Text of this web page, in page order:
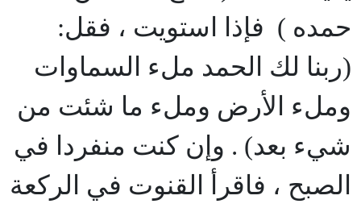
حمده ) فإذا استويت ، فقل:
(ربنا لك الحمد ملء السماوات
وملء الأرض وملء ما شئت من
شيء بعد) . وإن كنت منفردا في
الصبح ، فاقرأ القنوت في الركعة